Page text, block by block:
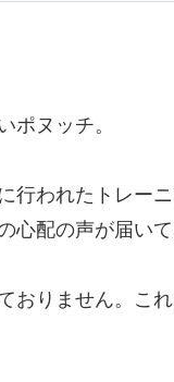
ポヌッチ。
行われたトレー
心配の声が届いて
おりません。これ